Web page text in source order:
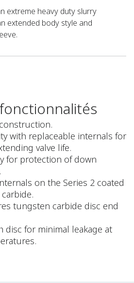
extreme heavy duty slurry
extended body style and
with replaceable internals for
valve life.
for protection of down
on the Series 2 coated
tungsten carbide disc end
disc for minimal leakage at